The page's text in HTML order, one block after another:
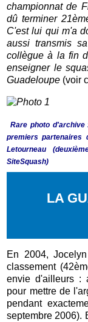
championnat de
dû terminer
C'est lui qui m'a
aussi transmis
collègue à la fin
enseigner le
Guadeloupe (voir
Rare photo
premiers partenaires
Letourneau
SiteSquash)
LA
En 2004,
classement
envie d'ailleurs :
pour mettre de
pendant
septembre 2006).